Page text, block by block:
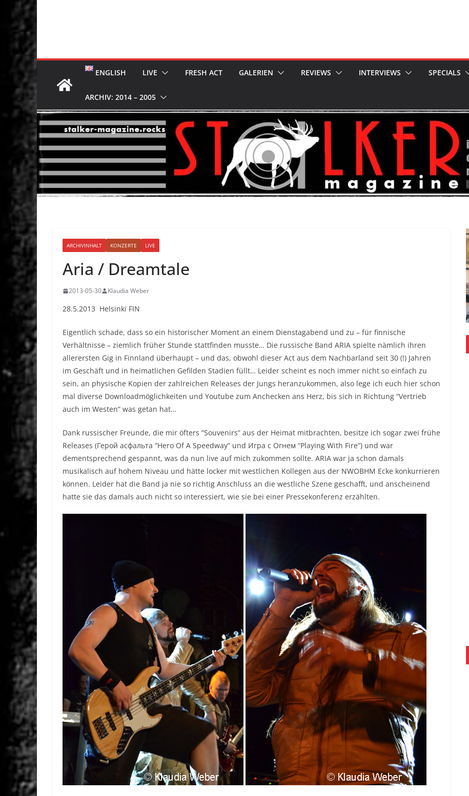
ENGLISH LIVE FRESH ACT GALERIEN REVIEWS INTERVIEWS SPECIALS
ARCHIV: 2014 – 2005
ARCHIVINHALT KONZERTE LIVE
Aria / Dreamtale
2013-05-30 Klaudia Weber
28.5.2013 Helsinki FIN
Eigentlich schade, dass so ein historischer Moment an einem Dienstagabend und zu – für finnische
Verhältnisse – ziemlich früher Stunde stattfinden musste… Die russische Band ARIA spielte nämlich ihren
allerersten Gig in Finnland überhaupt – und das, obwohl dieser Act aus dem Nachbarland seit 30 (!) Jahren
im Geschäft und in heimatlichen Gefilden Stadien füllt… Leider scheint es noch immer nicht so einfach zu
sein, an physische Kopien der zahlreichen Releases der Jungs heranzukommen, also lege ich euch hier schon
mal diverse Downloadmöglichkeiten und Youtube zum Anchecken ans Herz, bis sich in Richtung “Vertrieb
auch im Westen” was getan hat…
Dank russischer Freunde, die mir öfters “Souvenirs” aus der Heimat mitbrachten, besitze ich sogar zwei frühe
Releases (Герой асфальта “Hero Of A Speedway” und Игра с Огнем “Playing With Fire”) und war
dementsprechend gespannt, was da nun live auf mich zukommen sollte. ARIA war ja schon damals
musikalisch auf hohem Niveau und hätte locker mit westlichen Kollegen aus der NWOBHM Ecke konkurrieren
können. Leider hat die Band ja nie so richtig Anschluss an die westliche Szene geschafft, und anscheinend
hatte sie das damals auch nicht so interessiert, wie sie bei einer Pressekonferenz erzählten.